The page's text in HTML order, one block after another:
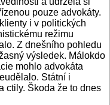
pouze advokáty.
i v politických
režimu
Z dnešního pohledu
výsledek. Málokdo
mohlo advokáta
Státní i
ctily. Škoda že to dnes